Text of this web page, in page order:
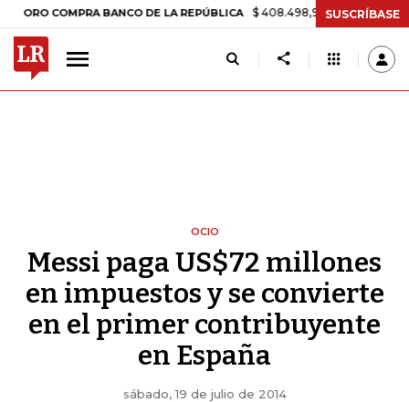
COMPRA BANCO DE LA REPÚBLICA $ 408.498,97 +$ 8.753,81 +2,19%
SUSCRÍBASE
OCIO
Messi paga US$72 millones
en impuestos y se convierte
en el primer contribuyente
en España
sábado, 19 de julio de 2014